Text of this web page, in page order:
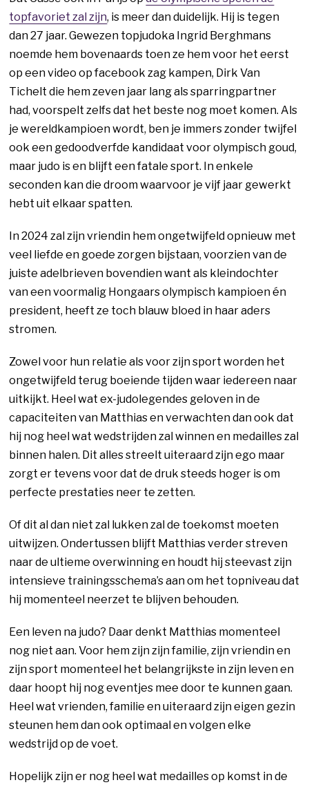
topfavoriet zal zijn, is meer dan duidelijk. Hij is tegen
dan 27 jaar. Gewezen topjudoka Ingrid Berghmans
noemde hem bovenaards toen ze hem voor het eerst
op een video op facebook zag kampen, Dirk Van
Tichelt die hem zeven jaar lang als sparringpartner
had, voorspelt zelfs dat het beste nog moet komen. Als
je wereldkampioen wordt, ben je immers zonder twijfel
ook een gedoodverfde kandidaat voor olympisch goud,
maar judo is en blijft een fatale sport. In enkele
seconden kan die droom waarvoor je vijf jaar gewerkt
hebt uit elkaar spatten.
In 2024 zal zijn vriendin hem ongetwijfeld opnieuw met
veel liefde en goede zorgen bijstaan, voorzien van de
juiste adelbrieven bovendien want als kleindochter
van een voormalig Hongaars olympisch kampioen én
president, heeft ze toch blauw bloed in haar aders
stromen.
Zowel voor hun relatie als voor zijn sport worden het
ongetwijfeld terug boeiende tijden waar iedereen naar
uitkijkt. Heel wat ex-judolegendes geloven in de
capaciteiten van Matthias en verwachten dan ook dat
hij nog heel wat wedstrijden zal winnen en medailles zal
binnen halen. Dit alles streelt uiteraard zijn ego maar
zorgt er tevens voor dat de druk steeds hoger is om
perfecte prestaties neer te zetten.
Of dit al dan niet zal lukken zal de toekomst moeten
uitwijzen. Ondertussen blijft Matthias verder streven
naar de ultieme overwinning en houdt hij steevast zijn
intensieve trainingsschema’s aan om het topniveau dat
hij momenteel neerzet te blijven behouden.
Een leven na judo? Daar denkt Matthias momenteel
nog niet aan. Voor hem zijn zijn familie, zijn vriendin en
zijn sport momenteel het belangrijkste in zijn leven en
daar hoopt hij nog eventjes mee door te kunnen gaan.
Heel wat vrienden, familie en uiteraard zijn eigen gezin
steunen hem dan ook optimaal en volgen elke
wedstrijd op de voet.
Hopelijk zijn er nog heel wat medailles op komst in de